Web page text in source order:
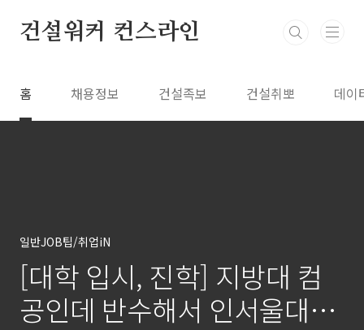
건설워커 컨스라인
홈 채용정보 건설족보 건설취뽀 데이
일반JOB팁/취업iN
[대학 입시, 진학] 지방대 컴
공인데 반수해서 인서울대학